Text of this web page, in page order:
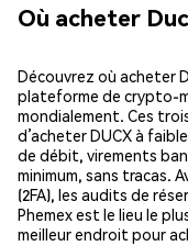
Où acheter
Découvrez où acheter
plateforme de crypto-
mondialement. Ces
d’acheter DUCX à
de débit, virements
minimum, sans tracas.
(2FA), les audits de
Phemex est le lieu le
meilleur endroit pour